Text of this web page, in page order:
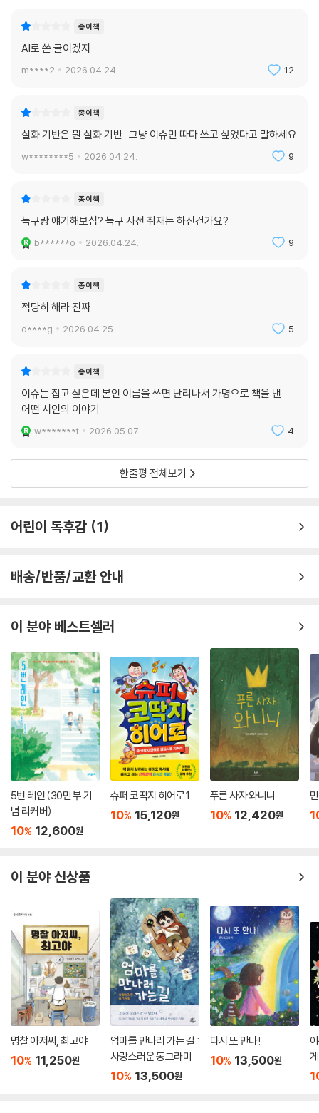
이처럼 『늑구의 꿈』은 자연과 동물, 자유와 감금, 보호와 통제, 진짜와 가짜
이지 않다. 독자는 늑구와 함께 놀라고, 기뻐하고, 두려워하고, 그리워하는
동안 자연스럽게 생명을 바라보는 마음을 넓혀가게 된다.
그림으로 따라가는 아흐레 동안의 여정
이 책의 앞면지에는 ‘늑구의 지도’가 실려 있다. 부제는 “아흐레 동안의 여
정”이다. 지도에는 대전 오월드, 산성초등학교, 보문산 숲, 시루봉, 뿌리공
되어 있다. 독자는 이 지도를 통해 늑구의 이동을 사건의 경로로만 보는 것
게 된다.
각 장소에는 늑구가 알게 된 것들이 붙어 있다. 하늘은 네모가 아니라는 것,
길은 끝나지 않는다는 것. 이 지도는 단순한 안내 그림이 아니라 작품 전체
의 정서를 압축한 또 하나의 서사다. 마지막 문장처럼, “한 번 본 세상은, 다
시 눈을 감는다고 해서 사라지지 않는다.” 늑구가 본 세계는 다시 사육장으
로 돌아간 뒤에도 몸 안에 남는다. 흙을 판 발톱, 숲 냄새를 맡은 코, 별을 본
되어 있다. 어둠 속에서 빛나는 늑구의 눈은 이 작품이 가진 두 가지 감정을
동시에 품고 있다. 하나는 아직 모르는 세계를 향한 두려움이고, 다른 하나
는 끝내 그 세계를 보고야 말겠다는 호기심이다. 오로라 작가의 그림은 과
장된 캐릭터화 대신 부드러운 수채화적 감각으로 늑구의 내면을 표현한다.
따라갈 수 있는 맑은 동화의 결을 유지한다.
『늑구의 꿈』은 초등 중학년 이상 어린이에게 특히 권할 만한 동화다. 동물
과 자연을 좋아하는 어린이, 실제 사건을 바탕으로 한 이야기에 관심 있는
어울린다. 동시에 이 책은 어른 독자에게도 깊은 울림을 준다. 늑구가 처음
흙을 밟고 하늘을 올려다보는 장면은, 이미 많은 것을 알고 있다고 생각하
학교 독서 수업이나 도서관 프로그램에서도 활용도가 높다. 책을 읽은 뒤
아이들과 함께 “늑구가 처음 알게 된 것들”, “내가 처음 세상을 새롭게 보
았던 순간”, “동물에게 자유와 보호는 어떤 의미일까”, “우리가 자연에 남
기는 흔적은 어디까지 갈까” 같은 주제로 토론을 이어갈 수 있다.
종이책
AI로 쓴 글이겠지
m****2 2026.04.24. 12
종이책
실화 기반은 뭔 실화 기반.. 그냥 이슈만 따다 쓰고 싶었다고 말하세요
w********5 2026.04.24. 9
종이책
늑구랑 얘기해보심? 늑구 사전 취재는 하신건가요?
b******o 2026.04.24. 9
종이책
적당히 해라 진짜
d****g 2026.04.25. 5
종이책
이슈는 잡고 싶은데 본인 이름을 쓰면 난리나서 가명으로 책을 낸
어떤 시인의 이야기
w*******t 2026.05.07. 4
한줄평 전체보기
어린이 독후감 1
배송/반품/교환 안내
이 분야 베스트셀러
5번 레인 (30만 부 기
념 리커버)
10% 12,600원
슈퍼 코딱지 히어로 1
10% 15,120원
푸른 사자 와니니
10% 12,420원
이 분야 신상품
명찰 아저씨, 최고야
10% 11,250원
엄마를 만나러 가는 길 :
사랑스러운 동그라미
10% 13,500원
다시 또 만나!
10% 13,500원
게